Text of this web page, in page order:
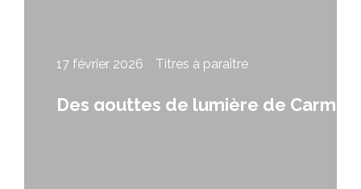
17 février 2026 Titres à paraître
Des gouttes de lumière de Carmen